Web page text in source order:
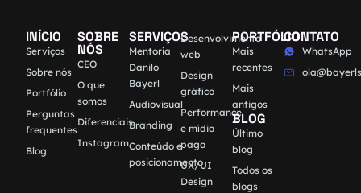
INÍCIO
Serviços
Sobre nós
Portfólio
Perguntas
frequentes
Blog
SOBRE
NÓS
CEO
O que
somos
Diferenciais
Instagram
SERVIÇOS
Mentoria
Danilo
Bayerl
Audiovisual
Branding
Conteúdo e
posicionamento
Desenvolvimento
web
Design
gráfico
Performance
e mídia
paga
UX/UI
Design
PORTFÓLIO
Mais
recentes
Mais
antigos
BLOG
Último
blog
Todos os
blogs
CONTATO
WhatsApp